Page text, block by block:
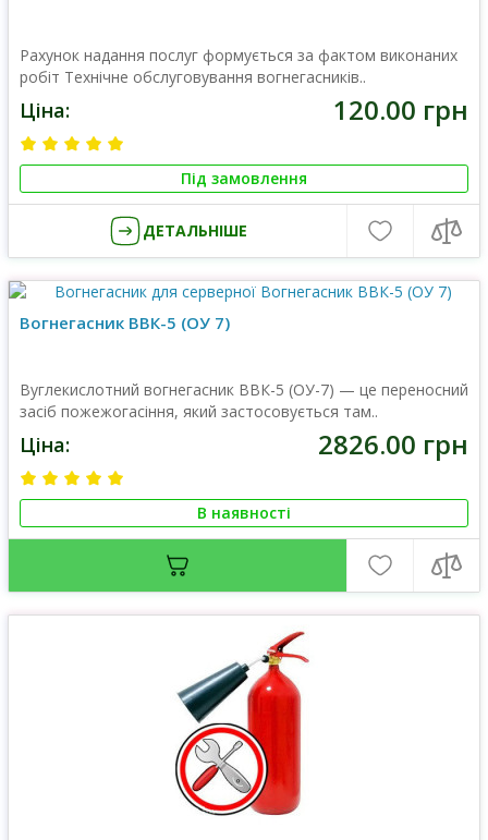
Рахунок надання послуг формується за фактом виконаних
робіт Технічне обслуговування вогнегасників..
Ціна: 120.00 грн
Під замовлення
ДЕТАЛЬНІШЕ
Вогнегасник ВВК-5 (ОУ 7)
Вуглекислотний вогнегасник ВВК-5 (ОУ-7) — це переносний
засіб пожежогасіння, який застосовується там..
Ціна: 2826.00 грн
В наявності